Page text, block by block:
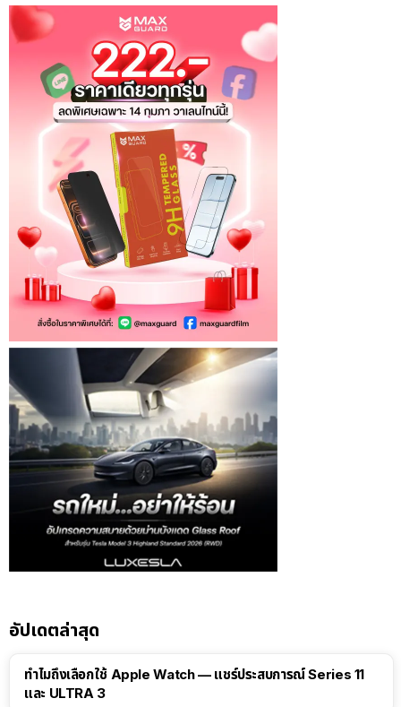
อัปเดตล่าสุด
ทำไมถึงเลือกใช้ Apple Watch — แชร์ประสบการณ์ Series 11
และ ULTRA 3